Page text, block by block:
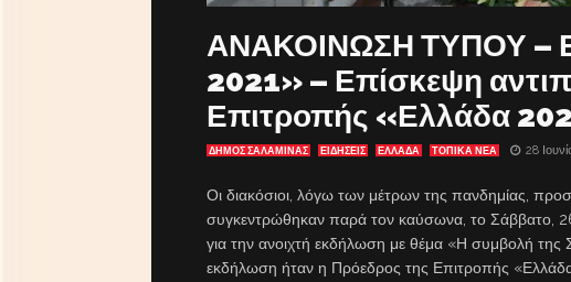
ΑΝΑΚΟΙΝΩΣΗ ΤΥΠΟΥ –
2021» – Επίσκεψη
Επιτροπής «Ελλάδα
ΔΗΜΟΣ ΣΑΛΑΜΙΝΑΣ ΕΙΔΗΣΕΙΣ ΕΛΛΑΔΑ ΤΟΠΙΚΑ ΝΕΑ 28
Οι διακόσιοι, λόγω των μέτρων της πανδημίας,
συγκεντρώθηκαν παρά τον καύσωνα, το Σάββατο,
για την ανοιχτή εκδήλωση με θέμα «Η συμβολή
εκδήλωση ήταν η Πρόεδρος της Επιτροπής